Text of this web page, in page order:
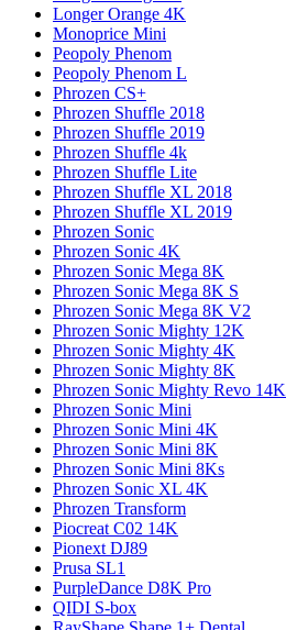
Longer Orange 4K
Monoprice Mini
Peopoly Phenom
Peopoly Phenom L
Phrozen CS+
Phrozen Shuffle 2018
Phrozen Shuffle 2019
Phrozen Shuffle 4k
Phrozen Shuffle Lite
Phrozen Shuffle XL 2018
Phrozen Shuffle XL 2019
Phrozen Sonic
Phrozen Sonic 4K
Phrozen Sonic Mega 8K
Phrozen Sonic Mega 8K S
Phrozen Sonic Mega 8K V2
Phrozen Sonic Mighty 12K
Phrozen Sonic Mighty 4K
Phrozen Sonic Mighty 8K
Phrozen Sonic Mighty Revo 14K
Phrozen Sonic Mini
Phrozen Sonic Mini 4K
Phrozen Sonic Mini 8K
Phrozen Sonic Mini 8Ks
Phrozen Sonic XL 4K
Phrozen Transform
Piocreat C02 14K
Pionext DJ89
Prusa SL1
PurpleDance D8K Pro
QIDI S-box